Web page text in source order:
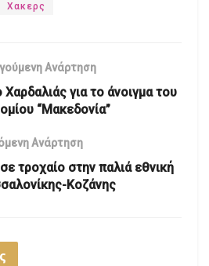
Χακερς
Ανάρτηση
για το άνοιγμα του
“Μακεδονία”
Ανάρτηση
τροχαίο στην παλιά εθνική
Κοζάνης